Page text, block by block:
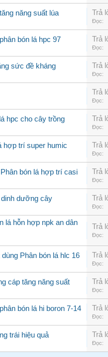
năng suất lúa Trả
Đọc:
bón lá hpc 97 Trả
Đọc:
sức đề kháng Trả
Đọc:
Trả
Đọc:
hpc cho cây trồng Trả
Đọc:
hợp trí super humic Trả
Đọc:
bón lá hợp trí casi Trả
Đọc:
dinh dưỡng cây Trả
Đọc:
lá hỗn hợp npk an dân
Trả
Đọc:
Phân bón lá hlc 16 Trả
Đọc:
cáp tăng năng suất Trả
Đọc:
bón lá hi boron 7-14 Trả
Đọc:
trái hiệu quả Trả
Đọc: